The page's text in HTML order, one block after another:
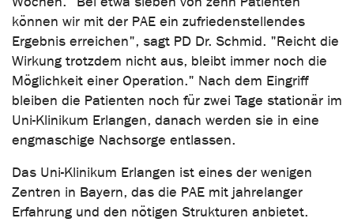
können wir mit der PAE ein zufriedenstellendes
Ergebnis erreichen", sagt PD Dr. Schmid. "Reicht die
Wirkung trotzdem nicht aus, bleibt immer noch die
Möglichkeit einer Operation." Nach dem Eingriff
bleiben die Patienten noch für zwei Tage stationär im
Uni-Klinikum Erlangen, danach werden sie in eine
engmaschige Nachsorge entlassen.
Das Uni-Klinikum Erlangen ist eines der wenigen
Zentren in Bayern, das die PAE mit jahrelanger
Erfahrung und den nötigen Strukturen anbietet.